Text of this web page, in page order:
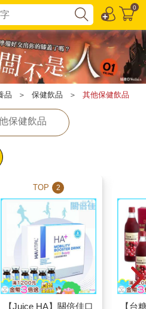
0
品 ＞ 保健飲品 ＞ 其他保健飲品
保健飲品
TOP 2
【Juice HA】關倍佳口
【台